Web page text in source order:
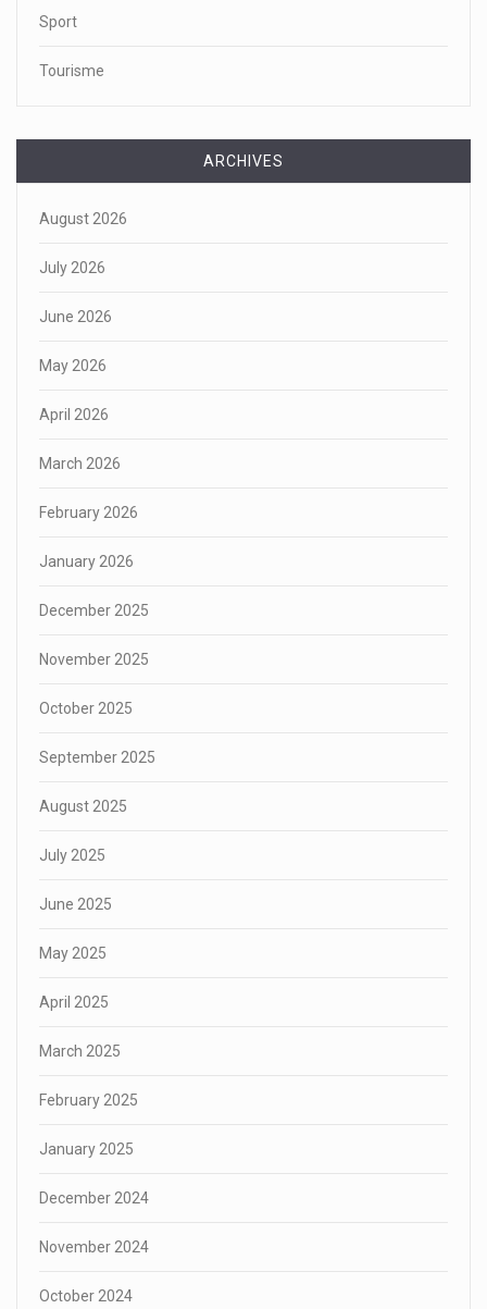
Sport
Tourisme
ARCHIVES
August 2026
July 2026
June 2026
May 2026
April 2026
March 2026
February 2026
January 2026
December 2025
November 2025
October 2025
September 2025
August 2025
July 2025
June 2025
May 2025
April 2025
March 2025
February 2025
January 2025
December 2024
November 2024
October 2024